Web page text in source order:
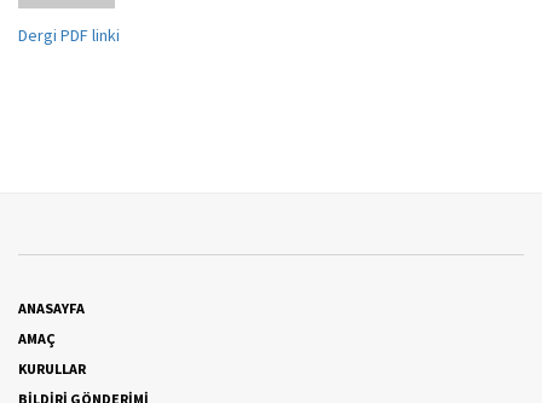
Dergi PDF linki
ANASAYFA
AMAÇ
KURULLAR
BİLDİRİ GÖNDERİMİ